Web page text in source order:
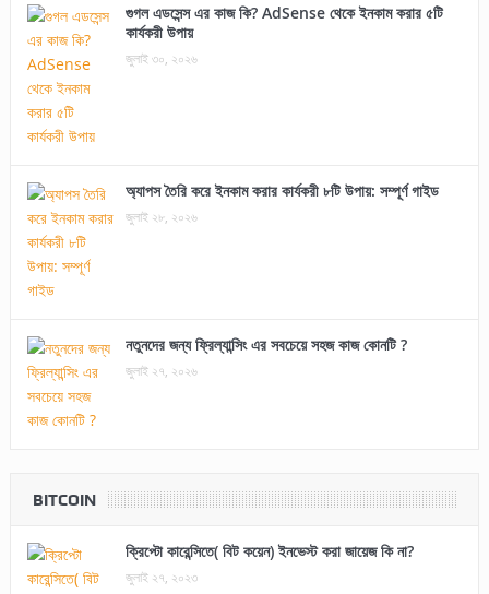
গুগল এডসেন্স এর কাজ কি? AdSense থেকে ইনকাম করার ৫টি
কার্যকরী উপায়
জুলাই ৩০, ২০২৬
অ্যাপস তৈরি করে ইনকাম করার কার্যকরী ৮টি উপায়: সম্পূর্ণ গাইড
জুলাই ২৮, ২০২৬
নতুনদের জন্য ফ্রিল্যান্সিং এর সবচেয়ে সহজ কাজ কোনটি ?
জুলাই ২৭, ২০২৬
BITCOIN
ক্রিপ্টো কারেন্সিতে( বিট কয়েন) ইনভেস্ট করা জায়েজ কি না?
জুলাই ২৭, ২০২৩